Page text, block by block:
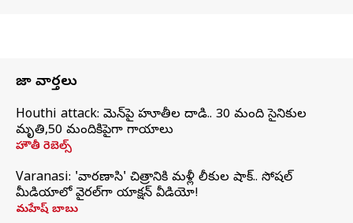
తాజా వార్తలు
Houthi attack: యెమెన్‌పై హూతీల దాడి.. 30 మంది సైనికుల
మృతి,50 మందికిపైగా గాయాలు
హౌతీ రెబెల్స్
Varanasi: 'వారణాసి' చిత్రానికి మళ్లీ లీకుల షాక్.. సోషల్
మీడియాలో వైరల్‌గా యాక్షన్ వీడియో!
మహేష్ బాబు